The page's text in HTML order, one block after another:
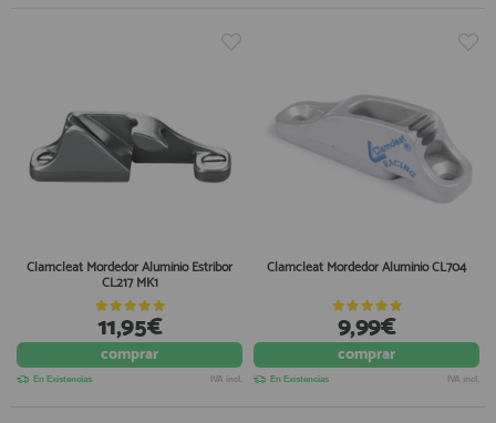
Clamcleat Mordedor Aluminio Estribor
CL217 MK1
11,95€
comprar
En Existencias IVA incl.
Clamcleat Mordedor Aluminio CL704
9,99€
comprar
En Existencias IVA incl.